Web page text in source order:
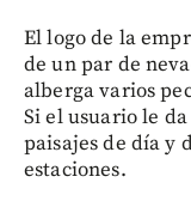
El logo de la
de un par de
alberga varios
Si el usuario le
paisajes de día y
estaciones.